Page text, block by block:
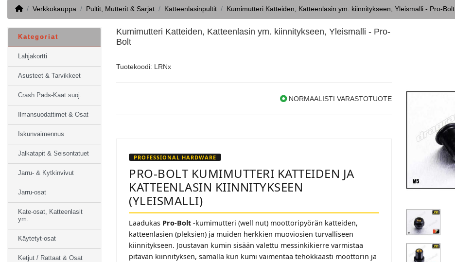
HomeVerkkokauppa Pultit, Mutterit & Sarjat Katteenlasinpultit Kumimutteri Katteiden, Katteenlasin ym. kiinnitykseen, Yleismalli - Pro-Bolt
Kumimutteri Katteiden, Katteenlasin ym. kiinnitykseen, Yleismalli - Pro-
Bolt
Tuotekoodi: LRNx
NORMAALISTI VARASTOTUOTE
PROFESSIONAL HARDWARE
PRO-BOLT KUMIMUTTERI KATTEIDEN JA
KATTEENLASIN KIINNITYKSEEN
(YLEISMALLI)
Laadukas Pro-Bolt -kumimutteri (well nut) moottoripyörän katteiden,
katteenlasien (pleksien) ja muiden herkkien muoviosien turvalliseen
kiinnitykseen. Joustavan kumin sisään valettu messinkikierre varmistaa
pitävän kiinnityksen, samalla kun kumi vaimentaa tehokkaasti moottorin ja
Kategoriat
Lahjakortti
Asusteet & Tarvikkeet
Crash Pads-Kaat.suoj.
Ilmansuodattimet & Osat
Iskunvaimennus
Jalkatapit & Seisontatuet
Jarru- & Kytkinvivut
Jarru-osat
Kate-osat, Katteenlasit
ym.
Käytetyt-osat
Ketjut / Rattaat & Osat